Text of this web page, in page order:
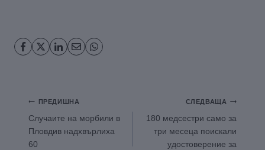
Навигация
ПРЕДИШНА
Случаите на морбили в
Пловдив надхвърлиха
60
СЛЕДВАЩА
180 медсестри само за
три месеца поискали
удостоверение за